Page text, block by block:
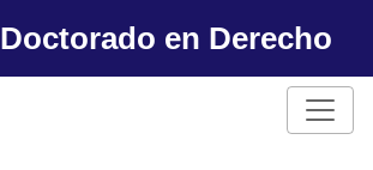
Doctorado en Derecho